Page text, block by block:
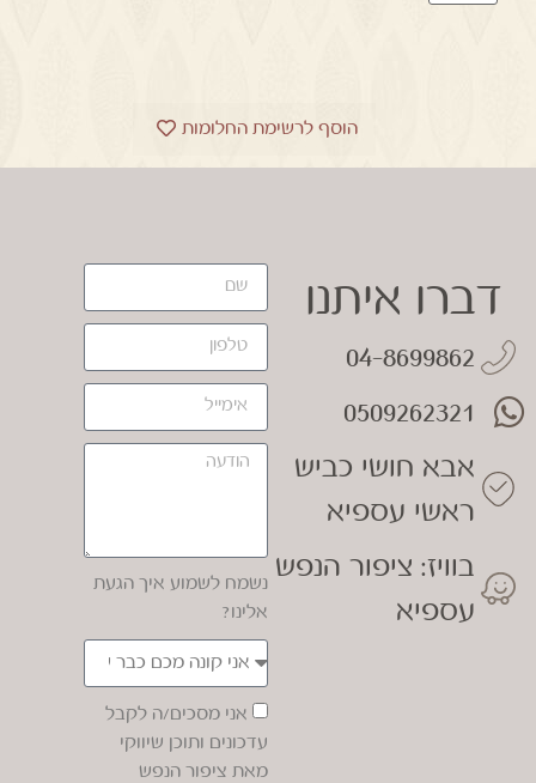
הוסף לרשימת החלומות
דברו איתנו
04-8699862
0509262321
אבא חושי כביש
ראשי עספיא
בוויז: ציפור הנפש
עספיא
נשמח לשמוע איך הגעת
אלינו?
אני מסכים/ה לקבל
עדכונים ותוכן שיווקי
מאת ציפור הנפש